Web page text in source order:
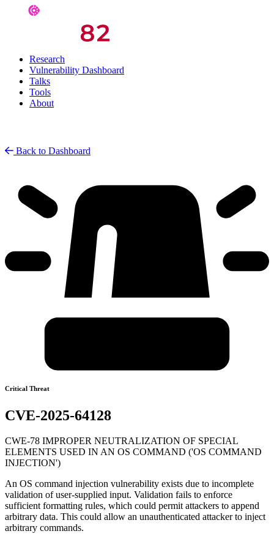
Research
Vulnerability Dashboard
Talks
Tools
About
Back to Dashboard
Critical Threat
CVE-2025-64128
CWE-78 IMPROPER NEUTRALIZATION OF SPECIAL
ELEMENTS USED IN AN OS COMMAND ('OS COMMAND
INJECTION')
An OS command injection vulnerability exists due to incomplete
validation of user-supplied input. Validation fails to enforce
sufficient formatting rules, which could permit attackers to append
arbitrary data. This could allow an unauthenticated attacker to inject
arbitrary commands.